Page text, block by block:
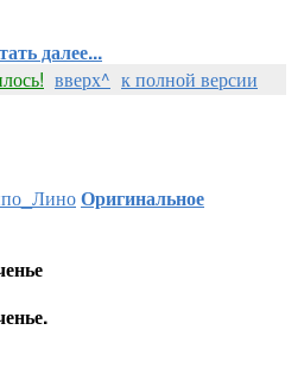
далее...
вверх^ к полной версии
Оригинальное